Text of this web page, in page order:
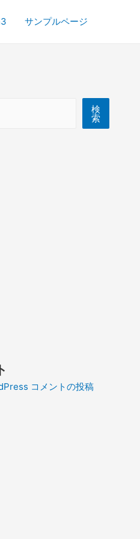
サンプルページ
検
索
コメントの投稿